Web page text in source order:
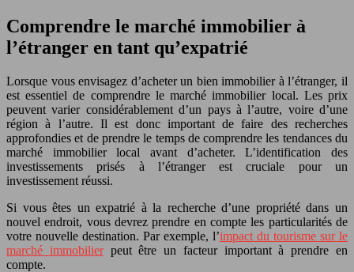
Comprendre le marché immobilier à
l’étranger en tant qu’expatrié
Lorsque vous envisagez d’acheter un bien immobilier à l’étranger, il
est essentiel de comprendre le marché immobilier local. Les prix
peuvent varier considérablement d’un pays à l’autre, voire d’une
région à l’autre. Il est donc important de faire des recherches
approfondies et de prendre le temps de comprendre les tendances du
marché immobilier local avant d’acheter. L’identification des
investissements prisés à l’étranger est cruciale pour un
investissement réussi.
Si vous êtes un expatrié à la recherche d’une propriété dans un
nouvel endroit, vous devrez prendre en compte les particularités de
votre nouvelle destination. Par exemple, l’impact du tourisme sur le
marché immobilierpeut être un facteur important à prendre en
compte.